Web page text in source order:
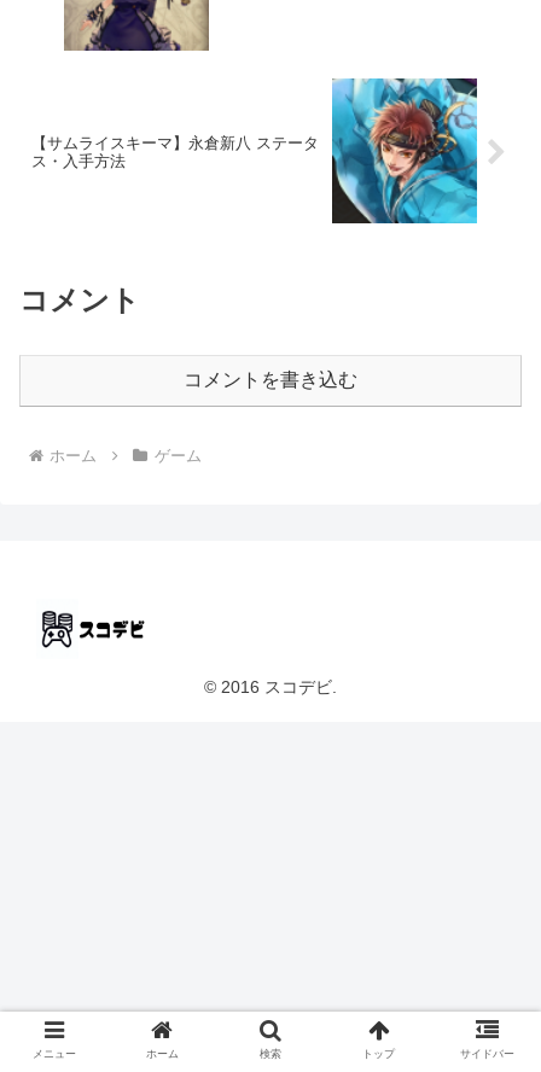
【サムライスキーマ】永倉新八 ステータ
ス・入手方法
コメント
コメントを書き込む
ホーム ゲーム
© 2016 スコデビ.
メニュー ホーム 検索 トップ サイドバー